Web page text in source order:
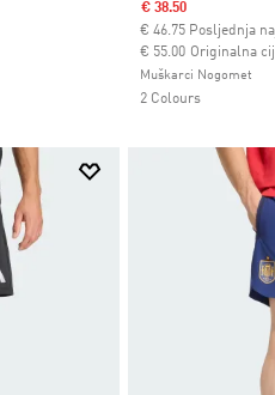
Da
€ 38.50
€ 46.75 Posljednja
Originalna
Cijena umanjena od
€ 55.00za
Muškarci Nogomet
2 Colours